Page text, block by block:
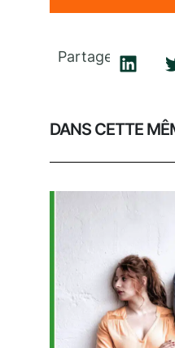
Partager
DANS CETTE